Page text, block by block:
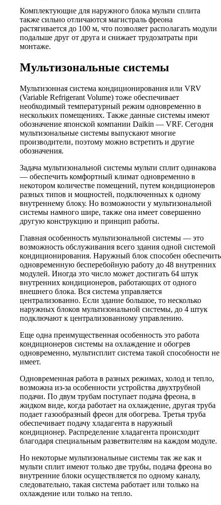
Комплектующие для наружного блока мульти сплита
также сильно отличаются магистраль фреона
растягивается до 100 м, что позволяет располагать модули
подальше друг от друга и снижает трудозатраты при
монтаже.
Мультизональные системы
Мультизонная система кондиционирования или VRV
(Variable Refrigerant Volume) тоже обеспечивает
необходимый температурный режим одновременно в
нескольких помещениях. Также данные системы имеют
обозначение японской компании Daikin — VRF. Сегодня
мультизональные системы выпускают многие
производители, поэтому можно встретить и другие
обозначения.
Задача мультизональной системы мульти сплит одинакова
— обеспечить комфортный климат одновременно в
некотором количестве помещений, путем кондиционеров
разных типов и мощностей, подключенных к одному
внутреннему блоку. Но возможности у мультизональной
системы намного шире, также она имеет совершенно
другую конструкцию и принцип работы.
Главная особенность мультизональной системы — это
возможность обслуживания всего здания одной системой
кондиционирования. Наружный блок способен обеспечить
одновременную бесперебойную работу до 48 внутренних
модулей. Иногда это число может достигать 64 штук
внутренних кондиционеров, работающих от одного
внешнего блока. Вся система управляется
централизованно. Если здание большое, то несколько
наружных блоков мультизональной системы, до 4 штук
подключают к централизованному управлению.
Еще одна преимущественная особенность это работа
кондиционеров системы на охлаждение и обогрев
одновременно, мультисплит система такой способности не
имеет.
Одновременная работа в разных режимах, холод и тепло,
возможна из-за особенности устройства двухтрубной
подачи. По двум трубам поступает подача фреона, в
жидком виде, когда работает на охлаждение, другая труба
подает газообразный фреон для обогрева. Третья труба
обеспечивает подачу хладагента в наружный
кондиционер. Распределение хладагента происходит
благодаря специальным разветвителям на каждом модуле.
Но некоторые мультизональные системы так же как и
мульти сплит имеют только две трубы, подача фреона во
внутренние блоки осуществляется по одному каналу,
следовательно, такая система работает или только на
охлаждение или только на тепло.